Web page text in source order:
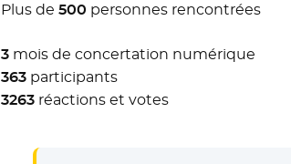
Plus de 500 personnes rencontrées
3 mois de concertation numérique
363 participants
3263 réactions et votes